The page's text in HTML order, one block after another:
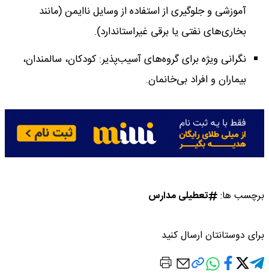
آموزشی و جلوگیری از استفاده از وسایل ناایمن (مانند
بخاری‌های نفتی یا برقی غیراستاندارد).
نگرانی ویژه برای گروه‌های آسیب‌پذیر: کودکان، سالمندان،
بیماران و افراد بی‌خانمان.
برچسب ها: تعطیلی مدارس
برای دوستانتان ارسال کنید